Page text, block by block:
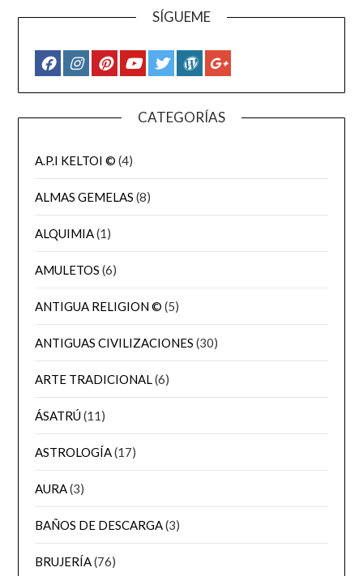
SÍGUEME
CATEGORÍAS
A.P.I KELTOI © (4)
ALMAS GEMELAS (8)
ALQUIMIA(1)
AMULETOS (6)
ANTIGUA RELIGION © (5)
ANTIGUAS CIVILIZACIONES (30)
ARTE TRADICIONAL(6)
ÁSATRÚ(11)
ASTROLOGÍA(17)
AURA(3)
BAÑOS DE DESCARGA(3)
BRUJERÍA(76)